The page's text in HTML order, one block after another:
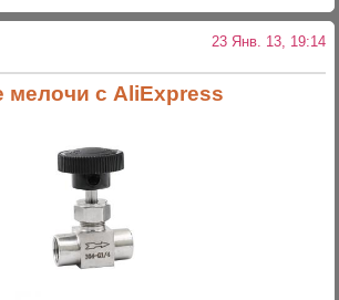
23 Янв. 13, 19:14
мелочи с AliExpress